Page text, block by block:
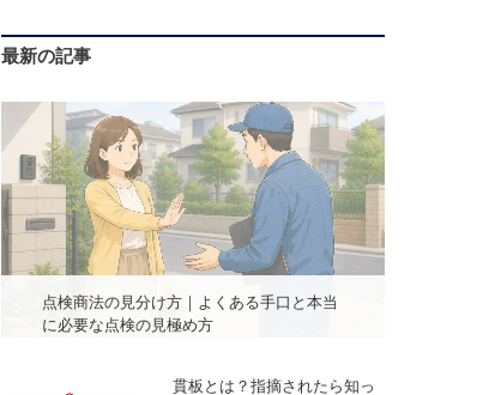
最新の記事
点検商法の見分け方｜よくある手口と本当
に必要な点検の見極め方
貫板とは？指摘されたら知っ